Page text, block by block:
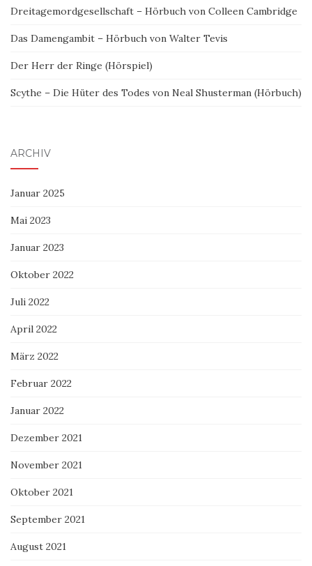
Dreitagemordgesellschaft – Hörbuch von Colleen Cambridge
Das Damengambit – Hörbuch von Walter Tevis
Der Herr der Ringe (Hörspiel)
Scythe – Die Hüter des Todes von Neal Shusterman (Hörbuch)
ARCHIV
Januar 2025
Mai 2023
Januar 2023
Oktober 2022
Juli 2022
April 2022
März 2022
Februar 2022
Januar 2022
Dezember 2021
November 2021
Oktober 2021
September 2021
August 2021